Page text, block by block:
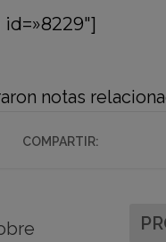
notas
COMPARTIR: